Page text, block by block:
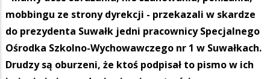
mobbingu ze strony dyrekcji - przekazali w skardze
do prezydenta Suwałk jedni pracownicy Specjalnego
Ośrodka Szkolno-Wychowawczego nr 1 w Suwałkach.
Drudzy są oburzeni, że ktoś podpisał to pismo w ich